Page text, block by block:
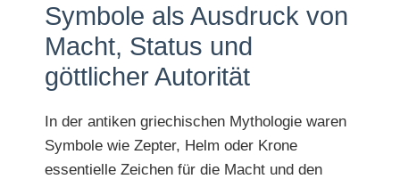
Symbole als Ausdruck von
Macht, Status und
göttlicher Autorität
In der antiken griechischen Mythologie waren
Symbole wie Zepter, Helm oder Krone
essentielle Zeichen für die Macht und den